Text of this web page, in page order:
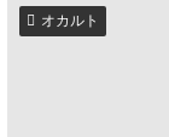
オカルト